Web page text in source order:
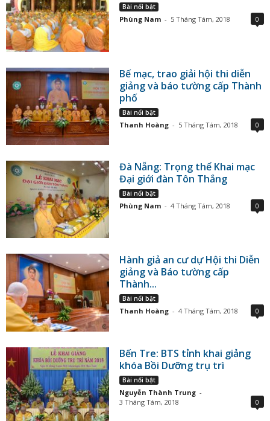
Bài nổi bật
Phùng Nam - 5 Tháng Tám, 2018 0
Bế mạc, trao giải hội thi diễn
giảng và báo tường cấp Thành
phố
Bài nổi bật
Thanh Hoàng - 5 Tháng Tám, 2018 0
Đà Nẵng: Trọng thể Khai mạc
Đại giới đàn Tôn Thắng
Bài nổi bật
Phùng Nam - 4 Tháng Tám, 2018 0
Hành giả an cư dự Hội thi Diễn
giảng và Báo tường cấp
Thành...
Bài nổi bật
Thanh Hoàng - 4 Tháng Tám, 2018 0
Bến Tre: BTS tỉnh khai giảng
khóa Bồi Dưỡng trụ trì
Bài nổi bật
Nguyễn Thành Trung -
3 Tháng Tám, 2018
0